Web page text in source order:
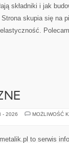
składniki i jak
skupia się na
- 2026
MOŻLIWOŚĆ
to serwis